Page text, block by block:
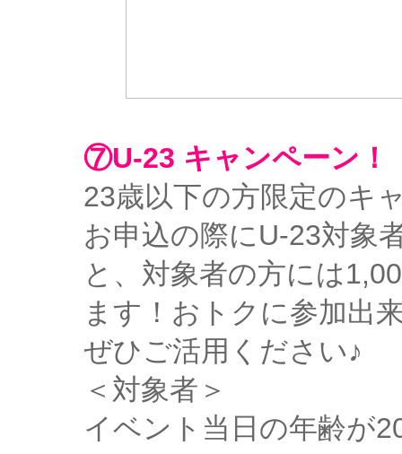
⑦U-23 キャンペーン！
23歳以下の方限定のキ
お申込の際にU-23対象
と、対象者の方には
ます！おトクに参加出
ぜひご活用ください♪
＜対象者＞
イベント当日の年齢が